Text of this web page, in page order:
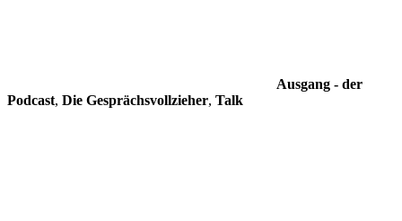
Ausgang - der
Podcast, Die Gesprächsvollzieher, Talk